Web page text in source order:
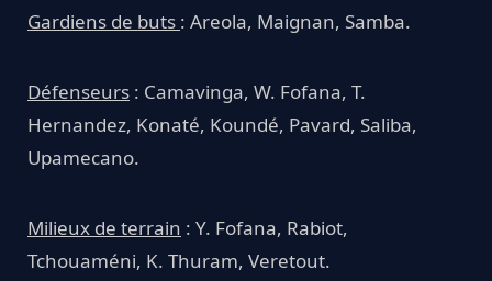
Gardiens de buts : Areola, Maignan, Samba.
Défenseurs : Camavinga, W. Fofana, T.
Hernandez, Konaté, Koundé, Pavard, Saliba,
Upamecano.
Milieux de terrain : Y. Fofana, Rabiot,
Tchouaméni, K. Thuram, Veretout.